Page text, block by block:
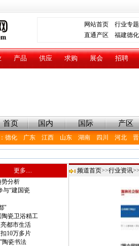
网站首页
行业专题
直通产区 福建德化
产品 供应 求购 展会 招聘
首页 国内 国际 产区
： 德化 广东 江西 山东 湖南 四川 河北
更多....
势分析
与“建国瓷
"
瓷卫浴精工
都市生活
10万多片
陶瓷书法
频道首页>>行业资讯